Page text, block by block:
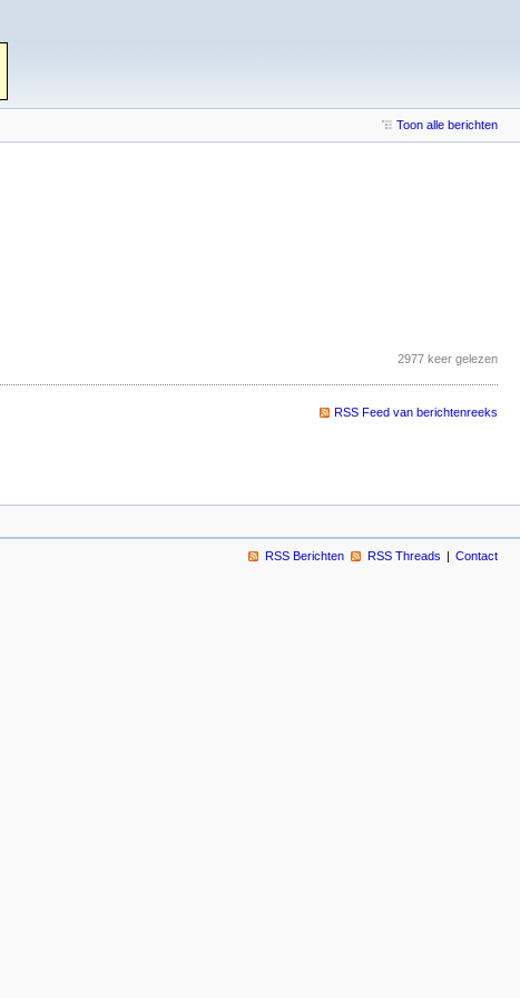
Toon alle berichten
2977 keer gelezen
RSS Feed van berichtenreeks
RSS Berichten RSS Threads Contact